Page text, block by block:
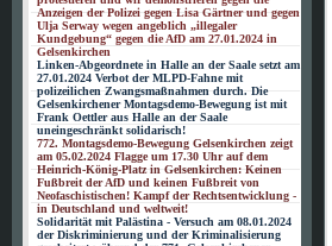
Anzeigen der Polizei gegen Lisa Gärtner und gegen
Ulja Serway wegen angeblich „illegaler
Kundgebung“ gegen die AfD am 27.01.2024 in
Gelsenkirchen
Linken-Abgeordnete in Halle an der Saale setzt am
27.01.2024 Verbot der MLPD-Fahne mit
polizeilichen Zwangsmaßnahmen durch. Die
Gelsenkirchener Montagsdemo-Bewegung ist mit
Frank Oettler aus Halle an der Saale
uneingeschränkt solidarisch!
772. Montagsdemo-Bewegung Gelsenkirchen zeigt
am 05.02.2024 Flagge um 17.30 Uhr auf dem
Heinrich-König-Platz in Gelsenkirchen: Keinen
Fußbreit der AfD und keinen Fußbreit von
Neofaschistischen! Kampf der Rechtsentwicklung -
in Deutschland und weltweit!
Solidarität mit Palästina - Versuch am 08.01.2024
der Diskriminierung und der Kriminalisierung